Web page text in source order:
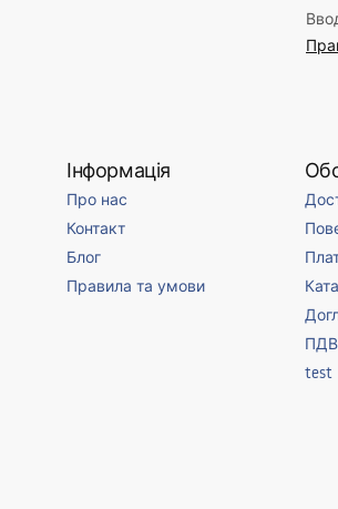
Інформація
Про нас
Контакт
Блог
Правила та умови
ПДВ
test